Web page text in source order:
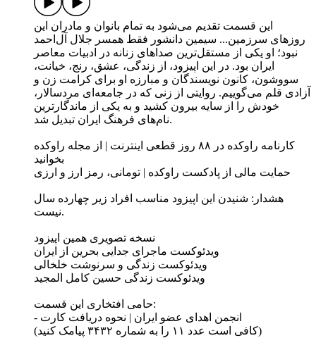
این قسمت تقدیم می‌شود به تمام بانوان و مادران این
روزهای سرزمین... سیمین دانشور فقط همسر جلال آل‌احمد
نبود؛ او یکی از مستقل‌ترین صداهای زنانه در ادبیات معاصر
ایران بود. در این اپیزود، از زندگی، عشق، رنج، خیانت،
سووشون، کانون نویسندگان و مبارزه او برای کرامت زن و
آزادی قلم می‌گوییم. روایتی از زنی که در جامعه‌ای مردسالار،
خودش را از سایه بیرون کشید و به یکی از ماندگارترین
نام‌های فرهنگ ایران تبدیل شد.
کارنامه راوکده در ۸۸ روز قطعی اینترنت | از مجله راوکده
بخوانید
حمایت مالی از پادکست راوکده | تومانی، رمز ارز و ارزی
هشدار: شنیدن این اپیزود مناسب افراد زیر چهارده سال
نیست.
نسخه تصویری همین اپیزود
ویدئوکست ماجرای جدایی بحرین از ایران
ویدئوکست زندگی و سرنوشت خلخالی
ویدئوکست زندگی حسین کامل المجید
حامی افتخاری این قسمت:
- انجمن اهدای عضو ایران | نحوه دریافت کارت
(کافی است عدد ۱۱ را به شماره ۳۴۳۲ پیامک کنید)